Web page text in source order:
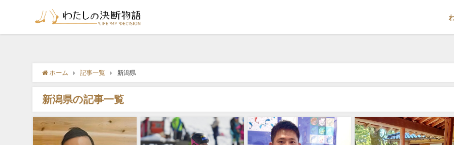
ホーム 記事一覧 新潟県
新潟県の記事一覧